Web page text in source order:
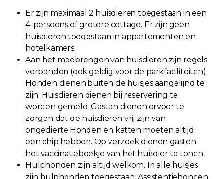
Er zijn maximaal 2 huisdieren toegestaan in een
4-persoons of grotere cottage. Er zijn geen
huisdieren toegestaan in appartementen en
hotelkamers.
Aan het meebrengen van huisdieren zijn regels
verbonden (ook geldig voor de parkfaciliteiten):
Honden dienen buiten de huisjes aangelijnd te
zijn. Huisdieren dienen bij reservering te
worden gemeld. Gasten dienen ervoor te
zorgen dat de huisdieren vrij zijn van
ongedierte.Honden en katten moeten altijd
een chip hebben. Op verzoek dienen gasten
het vaccinatieboekje van het huisdier te tonen.
Hulphonden zijn altijd welkom. In alle huisjes
zijn hulphonden toegestaan. Assistentiehonden